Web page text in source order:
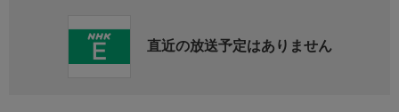
直近の放送予定はありません